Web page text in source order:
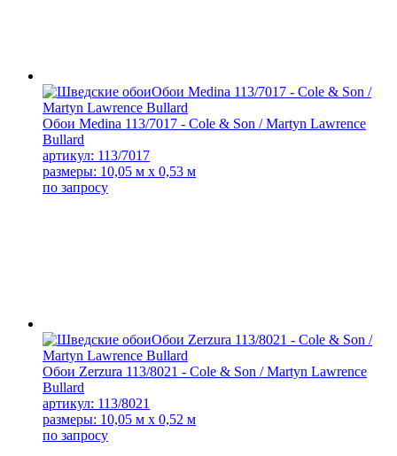
Обои Medina 113/7017 - Cole & Son / Martyn Lawrence
Bullard
артикул: 113/7017
размеры: 10,05 м x 0,53 м
по запросу
Обои Zerzura 113/8021 - Cole & Son / Martyn Lawrence
Bullard
артикул: 113/8021
размеры: 10,05 м x 0,52 м
по запросу